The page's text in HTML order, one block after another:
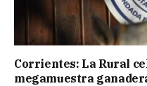
Corrientes: La Rural
megamuestra